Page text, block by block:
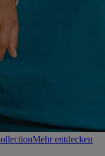
Mehr entdecken